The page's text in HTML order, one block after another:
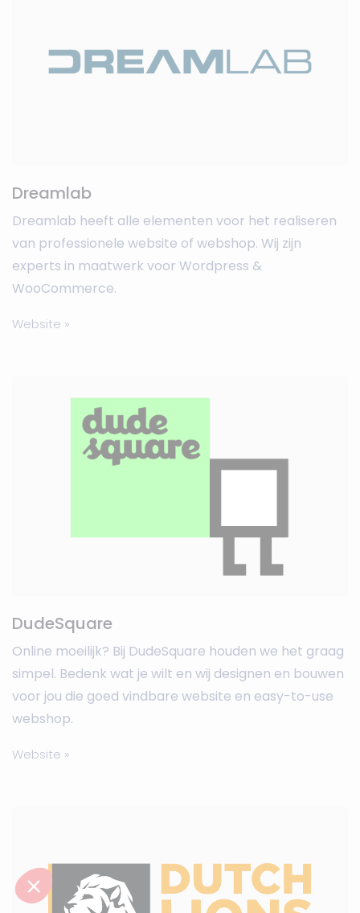
Dreamlab
Dreamlab heeft alle elementen voor het realiseren
van professionele website of webshop. Wij zijn
experts in maatwerk voor Wordpress &
WooCommerce.
Website »
DudeSquare
Online moeilijk? Bij DudeSquare houden we het graag
simpel. Bedenk wat je wilt en wij designen en bouwen
voor jou die goed vindbare website en easy-to-use
webshop.
Website »